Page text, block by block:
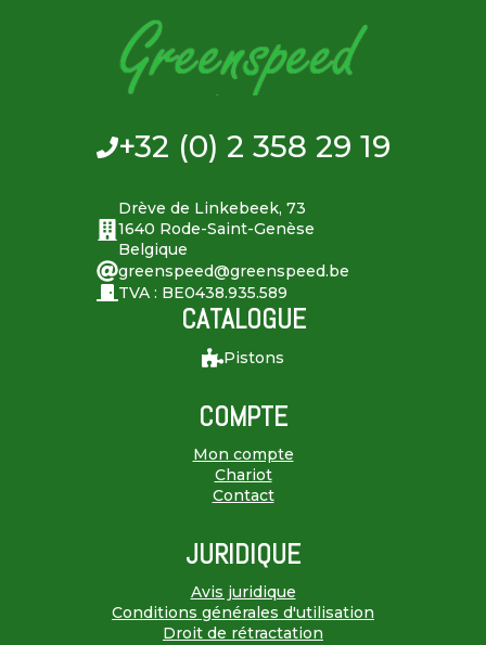
+32 (0) 2 358 29 19
Drève de Linkebeek, 73
1640 Rode-Saint-Genèse
Belgique
greenspeed@greenspeed.be
TVA : BE0438.935.589
CATALOGUE
Pistons
COMPTE
Mon compte
Chariot
Contact
JURIDIQUE
Avis juridique
Conditions générales d'utilisation
Droit de rétractation